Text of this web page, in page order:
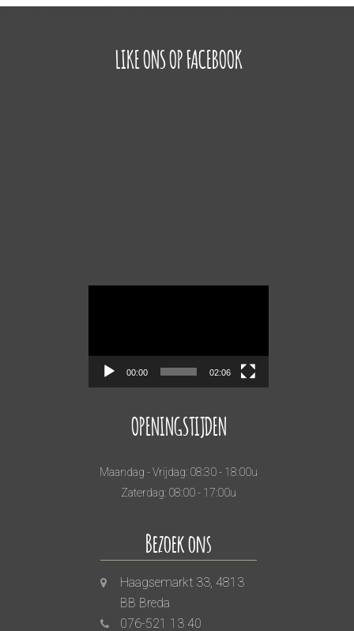
LIKE ONS OP FACEBOOK
00:00 02:06
OPENINGSTIJDEN
Maandag - Vrijdag: 08:30 - 18:00u
Zaterdag: 08:00 - 17:00u
Bezoek ons
Haagsemarkt 33, 4813
BB Breda
076-521 13 40